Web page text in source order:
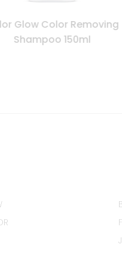
Glow Color Removing
Shampoo 150ml